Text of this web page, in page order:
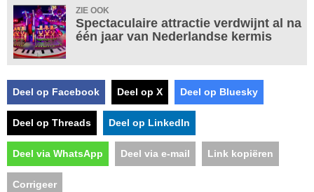
ZIE OOK
Spectaculaire attractie verdwijnt al na
één jaar van Nederlandse kermis
Deel op Facebook Deel op X Deel op Bluesky
Deel op Threads Deel op LinkedIn
Deel via WhatsApp Deel via e-mail Link kopiëren
Corrigeer